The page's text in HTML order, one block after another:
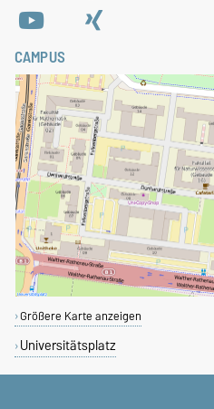
CAMPUS
Größere Karte anzeigen
Universitätsplatz